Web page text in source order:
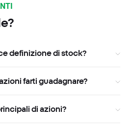
definizione di stock?
farti guadagnare?
di azioni?